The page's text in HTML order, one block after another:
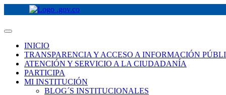
INICIO
TRANSPARENCIA Y ACCESO A INFORMACIÓN
ATENCIÓN Y SERVICIO A LA CIUDADANÍA
PARTICIPA
MI INSTITUCIÓN
BLOG´S INSTITUCIONALES